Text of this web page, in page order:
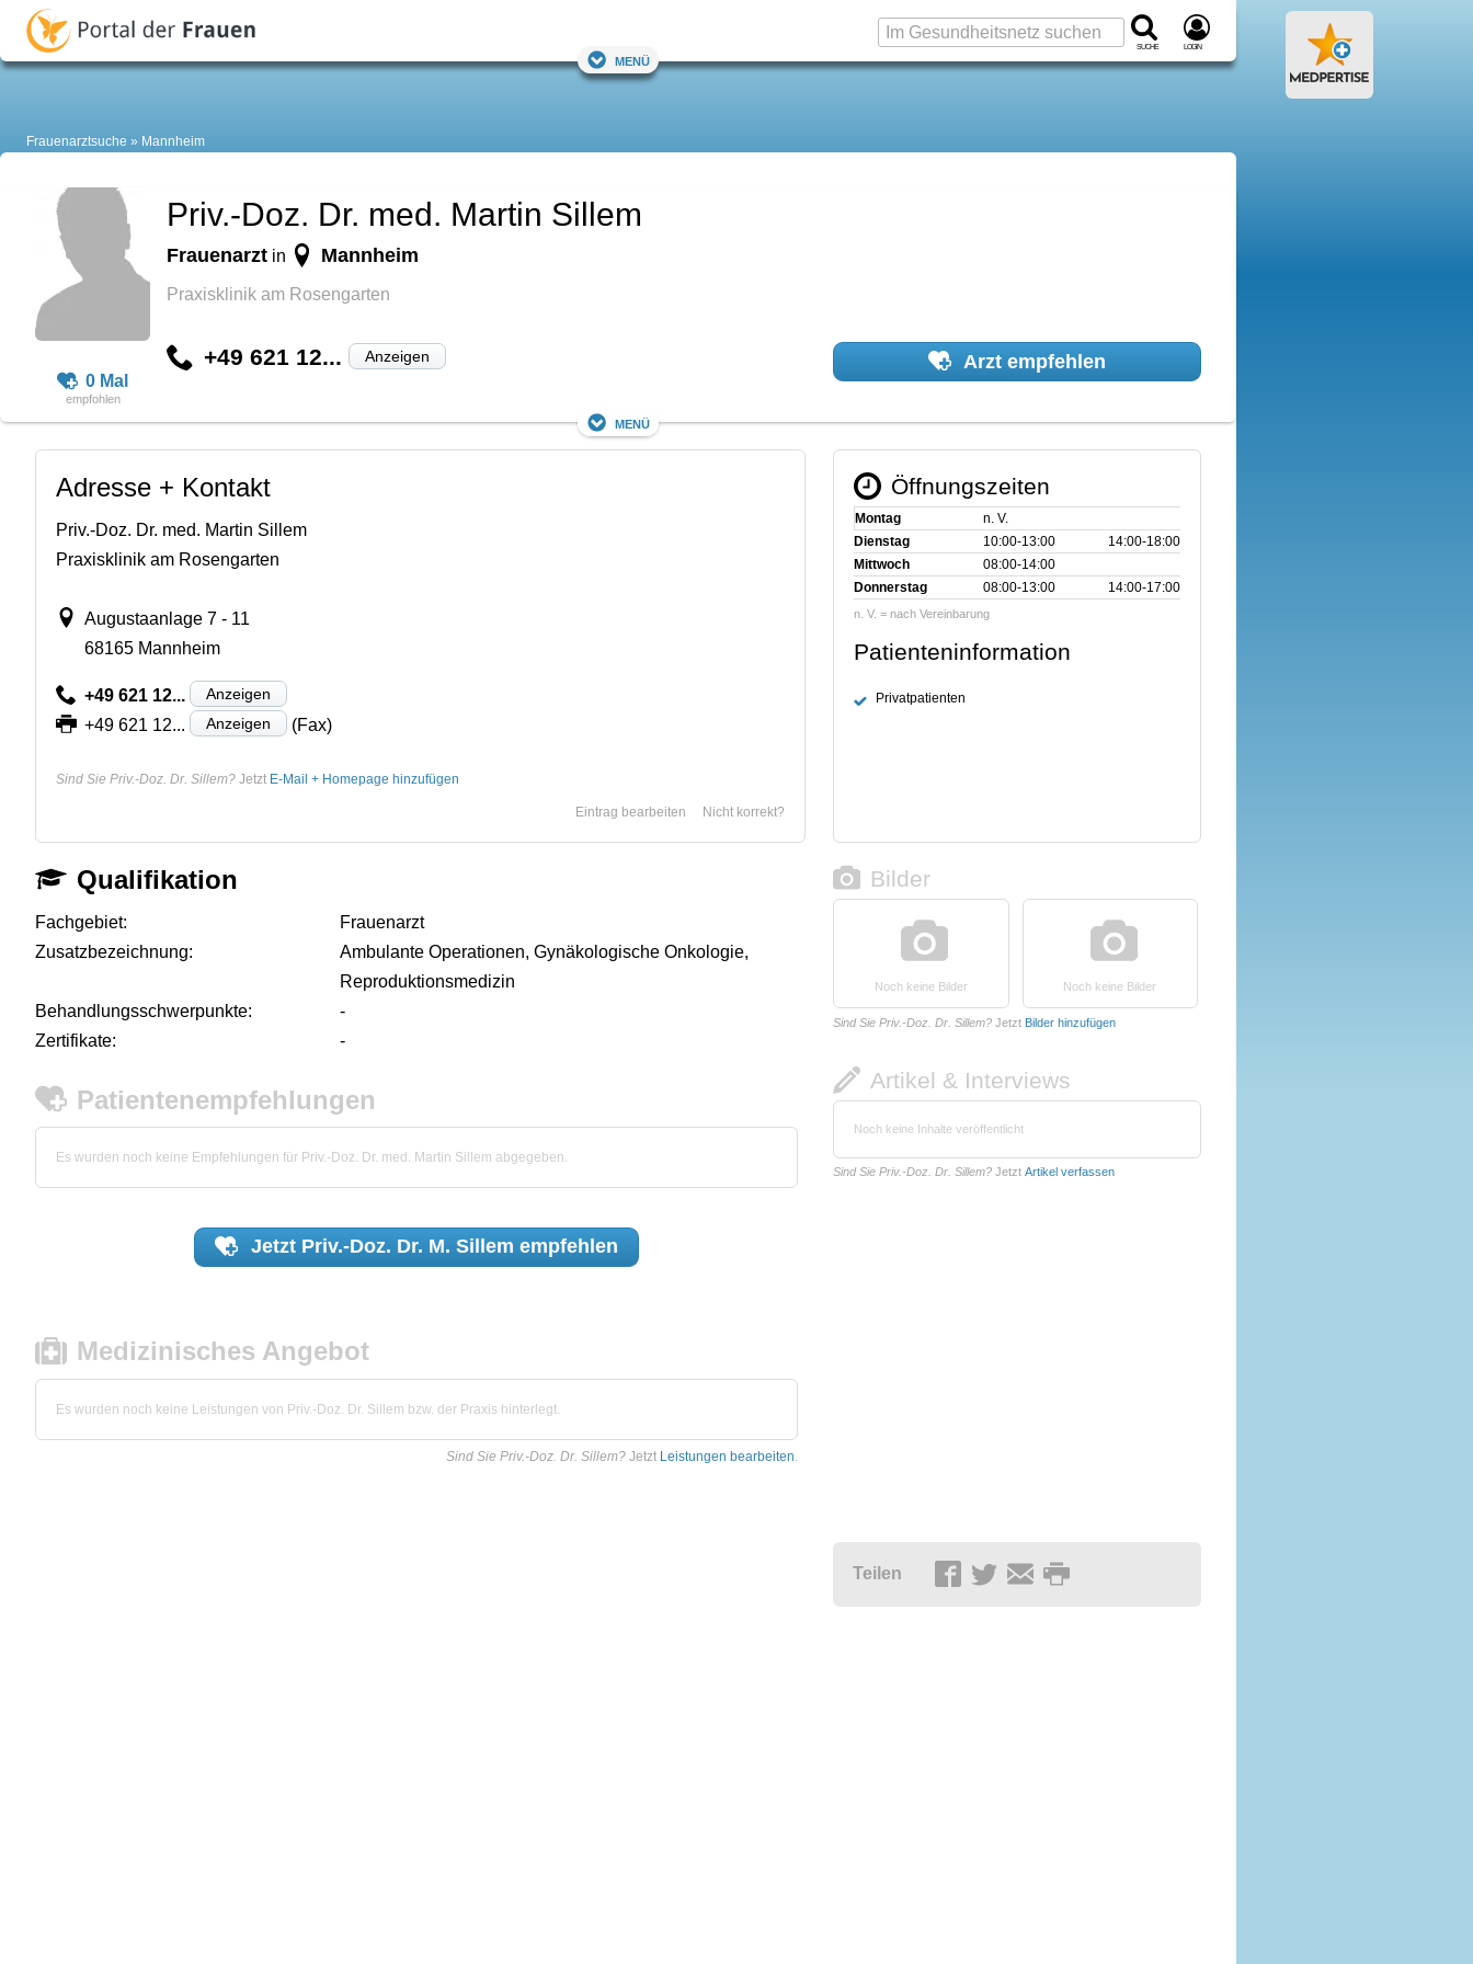
Suche Login
Menü
Frauenarztsuche Mannheim
0 Mal
Priv.-Doz. Dr. med. Martin Sillem
Frauenarzt in Mannheim
Praxisklinik am Rosengarten
+49 621 12... Anzeigen Arzt empfehlen
Menü
Adresse + Kontakt
Priv.-Doz. Dr. med. Martin Sillem
Praxisklinik am Rosengarten
Augustaanlage 7 - 11
68165 Mannheim
+49 621 12... Anzeigen
+49 621 12... Anzeigen (Fax)
Sind Sie Priv.-Doz. Dr. Sillem? Jetzt E-Mail + Homepage hinzufügen
Nicht korrekt?
Eintrag bearbeiten
Öffnungszeiten
Montag
n. V.
Dienstag
10:00‑13:00
14:00‑18:00
Mittwoch
08:00‑14:00
Donnerstag
08:00‑13:00 14:00‑17:00
n. V. = nach Vereinbarung
Patienteninformation
Privatpatienten
Qualifikation
Fachgebiet:
Frauenarzt
Zusatzbezeichnung:
Ambulante Operationen, Gynäkologische Onkologie,
Reproduktionsmedizin
Behandlungsschwerpunkte:
-
Zertifikate:
-
Patientenempfehlungen
Es wurden noch keine Empfehlungen für Priv.-Doz. Dr. med. Martin Sillem abgegeben.
Jetzt Priv.-Doz. Dr. M. Sillem empfehlen
Medizinisches Angebot
Es wurden noch keine Leistungen von Priv.-Doz. Dr. Sillem bzw. der Praxis hinterlegt.
Sind Sie Priv.-Doz. Dr. Sillem? Jetzt Leistungen bearbeiten.
Bilder
Noch keine Bilder Noch keine Bilder
Sind Sie Priv.-Doz. Dr. Sillem? Jetzt Bilder hinzufügen
Artikel & Interviews
Noch keine Inhalte veröffentlicht
Sind Sie Priv.-Doz. Dr. Sillem? Jetzt Artikel verfassen
Teilen